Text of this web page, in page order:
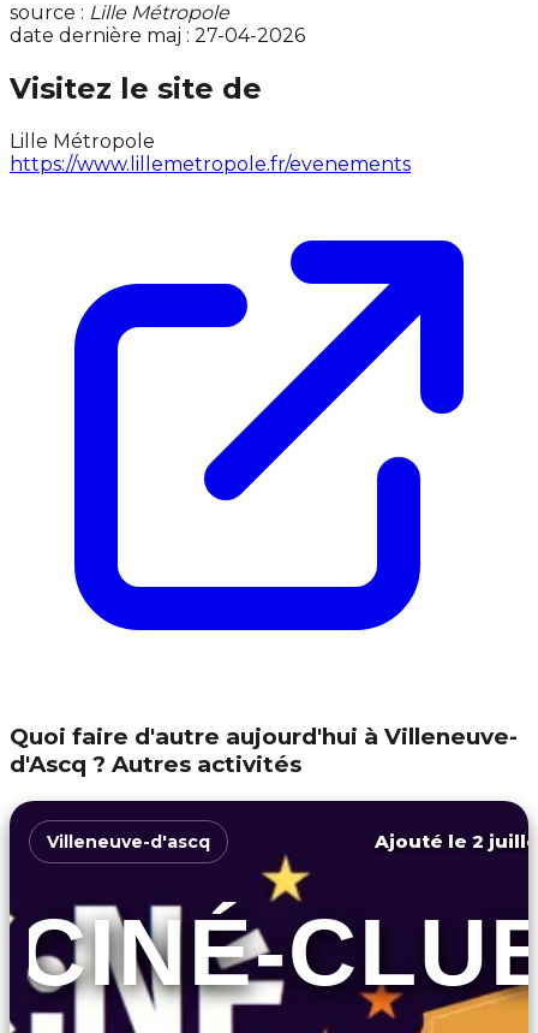
source : Lille Métropole
date dernière maj : 27-04-2026
Visitez le site de
Lille Métropole
https://www.lillemetropole.fr/evenements
Quoi faire d'autre aujourd'hui à Villeneuve-
d'Ascq ? Autres activités
Villeneuve-d'ascq Ajouté le 2
CINÉ-